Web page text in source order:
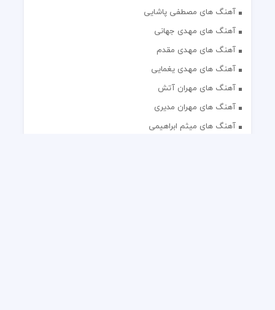
آهنگ های مصطفی پاشایی
آهنگ های مهدی جهانی
آهنگ های مهدی مقدم
آهنگ های مهدی یغمایی
آهنگ های مهران آتش
آهنگ های مهران مدیری
آهنگ های میثم ابراهیمی